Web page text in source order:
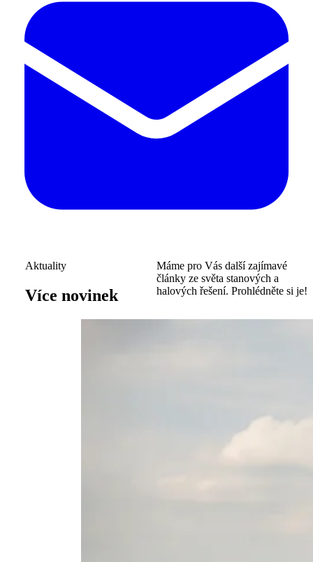
Aktuality
Více novinek
Máme pro Vás další zajímavé
články ze světa stanových a
halových řešení. Prohlédněte si je!